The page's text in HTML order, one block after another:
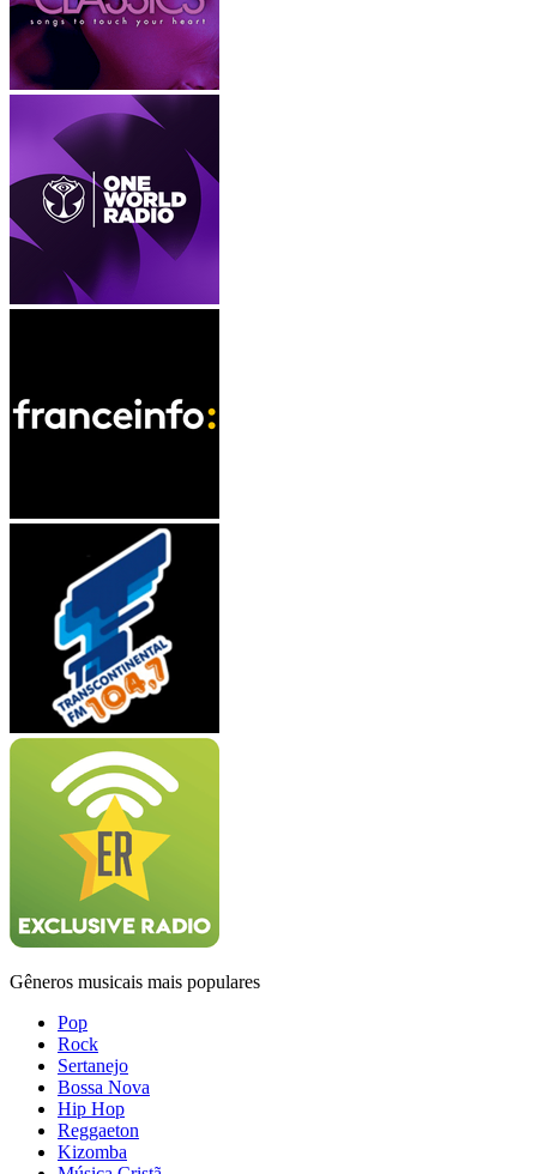
Gêneros musicais mais populares
Pop
Rock
Sertanejo
Bossa Nova
Hip Hop
Reggaeton
Kizomba